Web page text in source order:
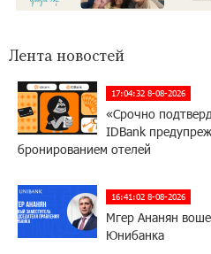
Лента новостей
17:04:32 8-08-2026
«Срочно
IDBank
бронированием отелей
16:41:02 8-08-2026
Мгер Ананян
Юнибанка